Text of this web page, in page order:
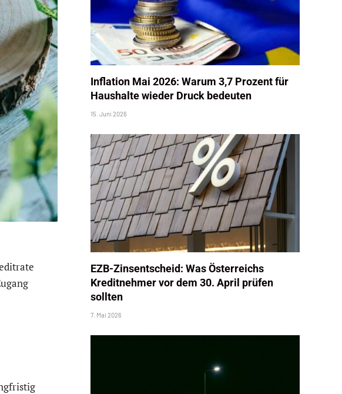
Inflation Mai 2026: Warum 3,7 Prozent für
Haushalte wieder Druck bedeuten
15. Juni 2026
EZB-Zinsentscheid: Was Österreichs
Kreditnehmer vor dem 30. April prüfen
sollten
7. Mai 2026